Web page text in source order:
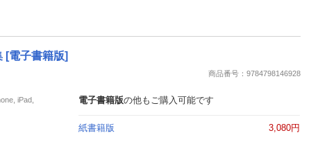
推し楽
[電子書籍版]
商品番号：9784798146928
iPad,
電子書籍版の他もご購入可能です
紙書籍版 3,080円